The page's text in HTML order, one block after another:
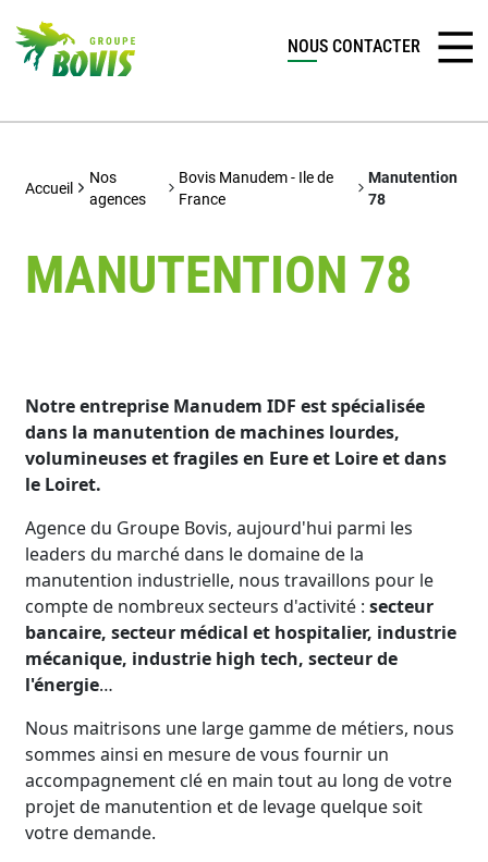
NOUS CONTACTER
Accueil
Nos
agences
Bovis Manudem - Ile de
France
Manutention
78
MANUTENTION 78
Notre entreprise Manudem IDF est spécialisée
dans la manutention de machines lourdes,
volumineuses et fragiles en Eure et Loire et dans
le Loiret.
Agence du Groupe Bovis, aujourd'hui parmi les
leaders du marché dans le domaine de la
manutention industrielle, nous travaillons pour le
compte de nombreux secteurs d'activité :secteur
bancaire, secteur médical et hospitalier, industrie
mécanique, industrie high tech, secteur de
l'énergie…
Nous maitrisons une large gamme de métiers, nous
sommes ainsi en mesure de vous fournir un
accompagnement clé en main tout au long de votre
projet de manutention et de levage quelque soit
votre demande.